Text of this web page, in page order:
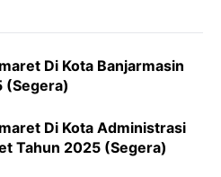
Di Kota Banjarmasin
(Segera)
Di Kota Administrasi
Tahun 2025 (Segera)